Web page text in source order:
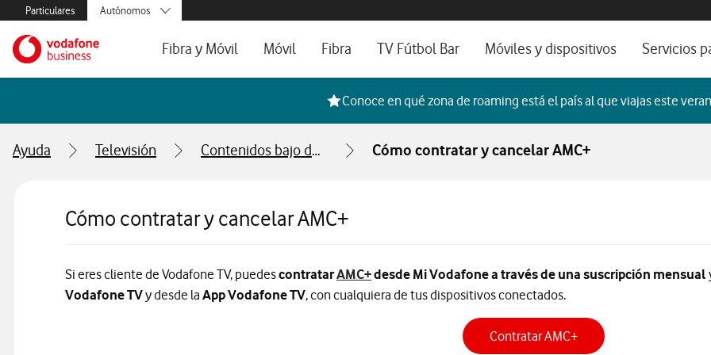
Menús secundarios. Enlace a particulares, empresas y autónomos, ayuda e idioma
Particulares
Menus de segmentación para empresas y autónomos
Autónomos
y AA.PP.
Ir a la pagina principal de vodafone.esFibra y Móvil
Configura tu tarifa
Mi Negocio Pro
Móvil
Tarifas de Móvil
Líneas adicionales
Fibra
Tarifas de Fibra óptica
Cobertura de Fibra
Teléfono fijo
TV Fútbol Bar Móviles y dispositivos
Catálogo de móviles
Ordenadores
Ver todos
Servicios
Servicios
Por ser
Conoce en qué zona de roaming está el país al que viajas este
Ayuda Televisión Contenidos bajo demanda Cómo contratar y cancelar AMC+
Cómo contratar y cancelar AMC+
Si eres cliente de Vodafone TV, puedescontratarAMC+desde Mi Vodafone a través de una suscripción mensual
Vodafone TVy desde la App Vodafone TV, con cualquiera de tus dispositivos conectados.
Contratar AMC+